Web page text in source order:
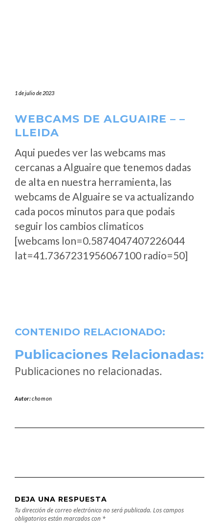
1 de julio de 2023
WEBCAMS DE ALGUAIRE – –
LLEIDA
Aqui puedes ver las webcams mas
cercanas a Alguaire que tenemos dadas
de alta en nuestra herramienta, las
webcams de Alguaire se va actualizando
cada pocos minutos para que podais
seguir los cambios climaticos
[webcams lon=0.5874047407226044
lat=41.7367231956067100 radio=50]
CONTENIDO RELACIONADO:
Publicaciones Relacionadas:
Publicaciones no relacionadas.
Autor:chomon
DEJA UNA RESPUESTA
Tu dirección de correo electrónico no será publicada. Los campos
obligatorios están marcados con *